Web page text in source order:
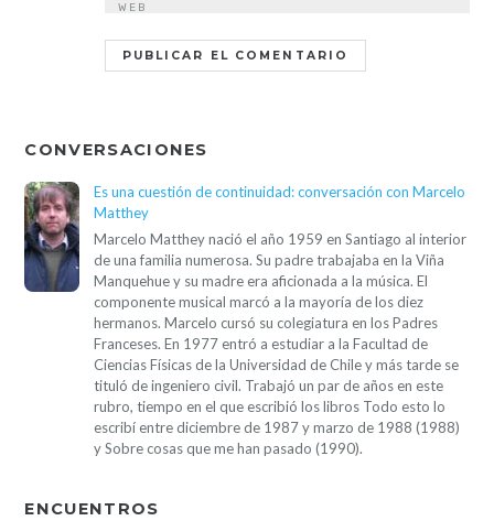
WEB
CONVERSACIONES
Es una cuestión de continuidad: conversación con Marcelo
Matthey
Marcelo Matthey nació el año 1959 en Santiago al interior
de una familia numerosa. Su padre trabajaba en la Viña
Manquehue y su madre era aficionada a la música. El
componente musical marcó a la mayoría de los diez
hermanos. Marcelo cursó su colegiatura en los Padres
Franceses. En 1977 entró a estudiar a la Facultad de
Ciencias Físicas de la Universidad de Chile y más tarde se
tituló de ingeniero civil. Trabajó un par de años en este
rubro, tiempo en el que escribió los libros Todo esto lo
escribí entre diciembre de 1987 y marzo de 1988 (1988)
y Sobre cosas que me han pasado (1990).
ENCUENTROS